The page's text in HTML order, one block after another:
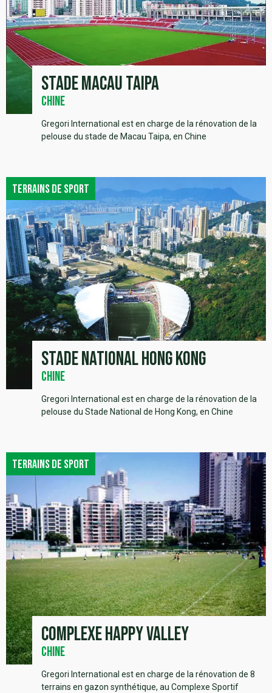
Stade Macau Taipa
Chine
Gregori International est en charge de la rénovation de la
pelouse du stade de Macau Taipa, en Chine
Terrains de sport
Stade National Hong Kong
Chine
Gregori International est en charge de la rénovation de la
pelouse du Stade National de Hong Kong, en Chine
Terrains de sport
Complexe Happy Valley
Chine
Gregori International est en charge de la rénovation de 8
terrains en gazon synthétique, au Complexe Sportif